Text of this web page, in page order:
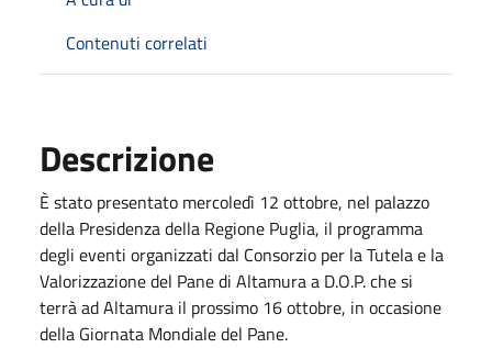
Contenuti correlati
Descrizione
È stato presentato mercoledì 12 ottobre, nel palazzo
della Presidenza della Regione Puglia, il programma
degli eventi organizzati dal Consorzio per la Tutela e la
Valorizzazione del Pane di Altamura a D.O.P. che si
terrà ad Altamura il prossimo 16 ottobre, in occasione
della Giornata Mondiale del Pane.